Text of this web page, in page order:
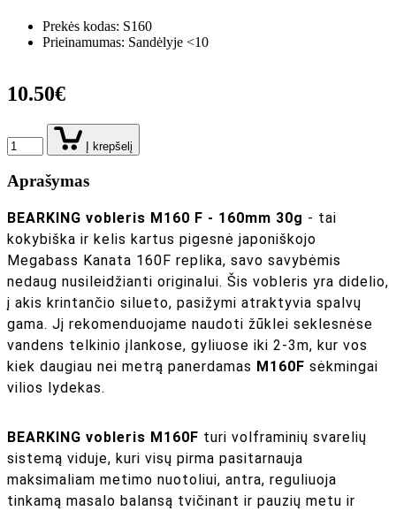
Prekės kodas: S160
Prieinamumas: Sandėlyje <10
10.50€
Į krepšelį
Aprašymas
BEARKING vobleris M160 F - 160mm 30g - tai
kokybiška ir kelis kartus pigesnė japoniškojo
Megabass Kanata 160F replika, savo savybėmis
nedaug nusileidžianti originalui. Šis vobleris yra didelio,
į akis krintančio silueto, pasižymi atraktyvia spalvų
gama. Jį rekomenduojame naudoti žūklei seklesnėse
vandens telkinio įlankose, gyliuose iki 2-3m, kur vos
kiek daugiau nei metrą panerdamas M160F sėkmingai
vilios lydekas.
BEARKING vobleris M160F turi volframinių svarelių
sistemą viduje, kuri visų pirma pasitarnauja
maksimaliam metimo nuotoliui, antra, reguliuoja
tinkamą masalo balansą tvičinant ir pauzių metu ir